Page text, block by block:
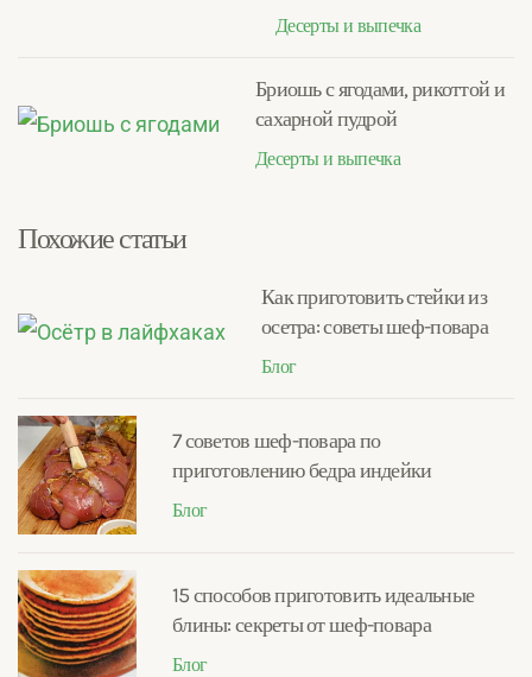
Десерты и выпечка
Бриошь с ягодами, рикоттой и
сахарной пудрой
Десерты и выпечка
Похожие статьи
Как приготовить стейки из
осетра: советы шеф-повара
Блог
7 советов шеф-повара по
приготовлению бедра индейки
Блог
15 способов приготовить идеальные
блины: секреты от шеф-повара
Блог